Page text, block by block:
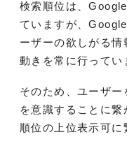
検索順位は、
ていますが、
ーザーの欲しがる情
動きを常に行ってい
そのため、ユーザ
を意識することに
順位の上位表示可に